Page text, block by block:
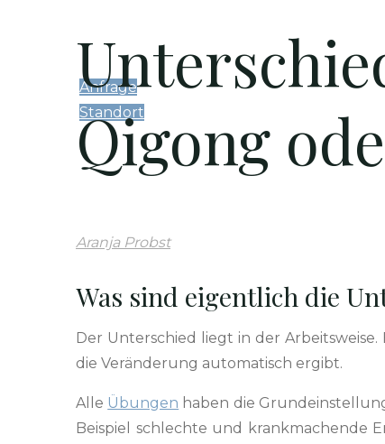
Kontakt
Anfrage
Standort
ArchivQigong
Aranja Probst
Was sind eigentlich die
Der Unter­schied liegt in der
die Verän­derung automa­tisch ergibt.
Alle Übun­gen haben die
Beispiel schlechte und krankmachende